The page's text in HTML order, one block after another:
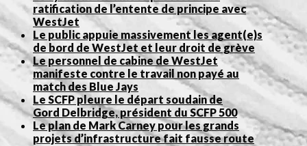
ratification de l’entente de principe avec
WestJet
Le public appuie massivement les agent(e)s
de bord de WestJet et leur droit de grève
Le personnel de cabine de WestJet
manifeste contre le travail non payé au
match des Blue Jays
Le SCFP pleure le départ soudain de
Gord Delbridge, président du SCFP 500
Le plan de Mark Carney pour les grands
projets d’infrastructure fait fausse route